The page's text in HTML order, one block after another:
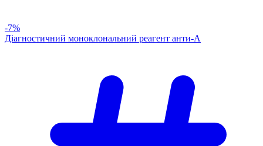
-7%
Діагностичний моноклональний реагент анти-А